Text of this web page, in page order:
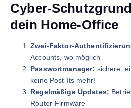
Cyber-
dein Home-Office
Zwei-Faktor-
Accounts, wo möglich
Passwortmanager: sichere,
keine Post-Its mehr!
Regelmäßige Updates:
Router-Firmware